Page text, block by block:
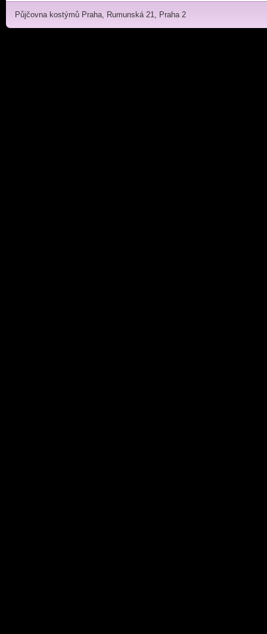
Půjčovna kostýmů Praha, Rumunská 21, Praha 2